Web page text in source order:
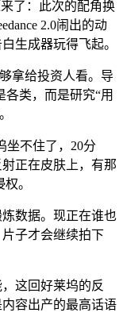
了：此次的配角换
2.0闹出的动
生成器玩得飞起。
拿给投资人看。导
各类，而是研究“用
不住了，20分
正在皮肤上，有那
。
数据。现正在谁也
子才会继续拍下
这回好莱坞的反
容出产的最高话语